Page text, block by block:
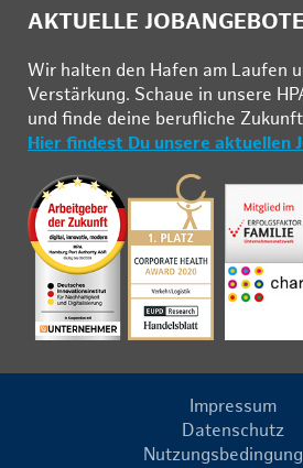
AKTUELLE JOBANGEBOTE
Wir hal­ten den Ha­fen am Lau­fen
Ver­stär­kung. Schau­e in un­se­re
und fin­de deine be­ruf­li­che
Hier findest Du unsere aktuellen
Impressum
Datenschutz